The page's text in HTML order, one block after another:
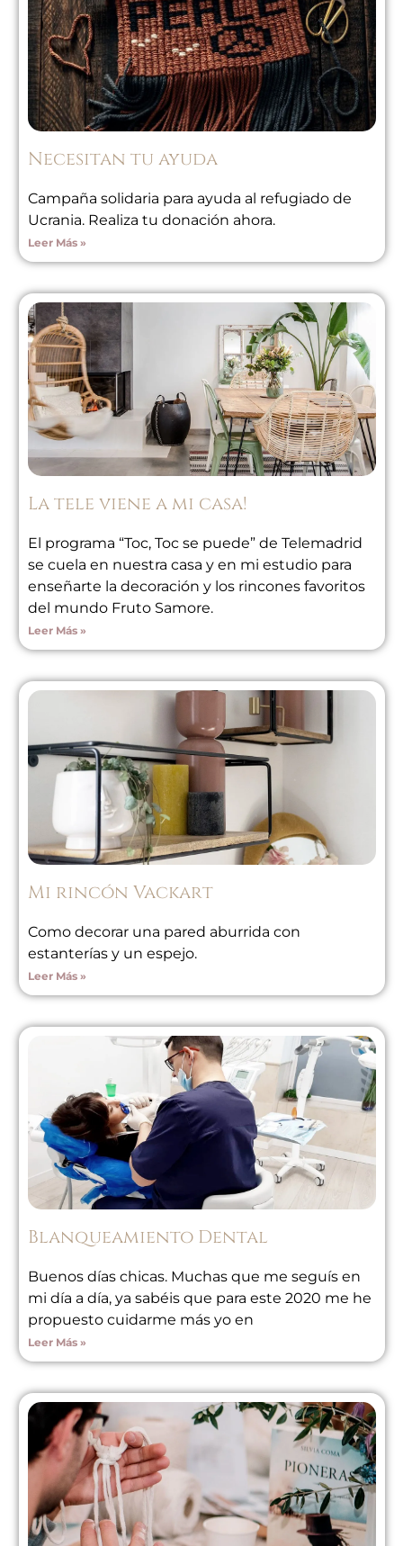
Necesitan tu ayuda
Campaña solidaria para ayuda al refugiado de
Ucrania. Realiza tu donación ahora.
Leer Más »
La tele viene a mi casa!
El programa “Toc, Toc se puede” de Telemadrid
se cuela en nuestra casa y en mi estudio para
enseñarte la decoración y los rincones favoritos
del mundo Fruto Samore.
Leer Más »
Mi rincón Vackart
Como decorar una pared aburrida con
estanterías y un espejo.
Leer Más »
Blanqueamiento Dental
Buenos días chicas. Muchas que me seguís en
mi día a día, ya sabéis que para este 2020 me he
propuesto cuidarme más yo en
Leer Más »